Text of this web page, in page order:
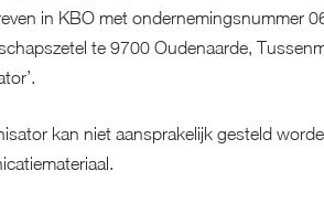
in KBO met ondernemingsnummer
te 9700 Oudenaarde,
kan niet aansprakelijk gesteld